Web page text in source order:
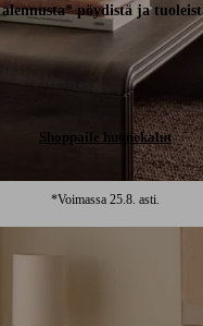
alennusta* pöydistä ja
Shoppaile huonekalut
*Voimassa 25.8. asti.